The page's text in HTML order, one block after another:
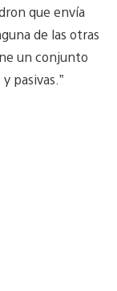
que envía
de las otras
un conjunto
pasivas.”